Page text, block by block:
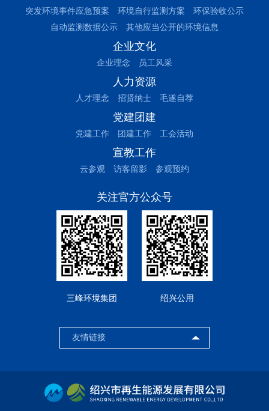
突发环境事件应急预案 环境自行监测方案
环保验收公示
自动监测数据公示
其他应当公开的环境信息
企业文化
企业理念 员工风采
人力资源
人才理念 招贤纳士 毛遂自荐
党建团建
党建工作 团建工作 工会活动
宣教工作
云参观 访客留影 参观预约
关注官方公众号
三峰环境集团 绍兴公用